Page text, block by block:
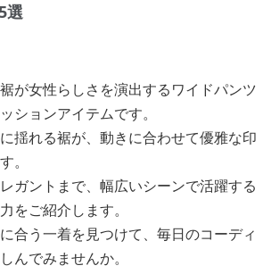
選
が女性らしさを演出するワイドパンツ
ションアイテムです。
揺れる裾が、動きに合わせて優雅な印
。
ガントまで、幅広いシーンで活躍する
をご紹介します。
合う一着を見つけて、毎日のコーディ
んでみませんか。